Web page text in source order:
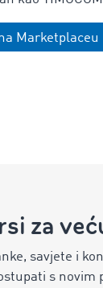
Marketplaceu
za
savjete i
s novim